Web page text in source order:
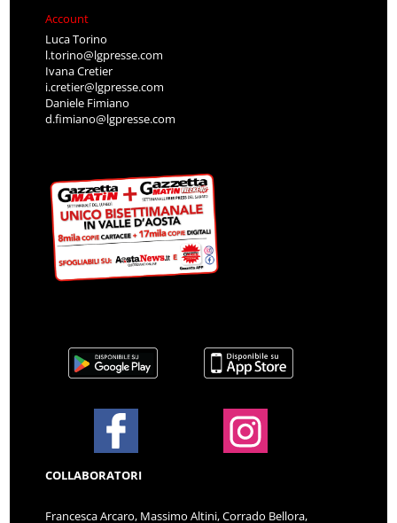
Account
Luca Torino
l.torino@lgpresse.com
Ivana Cretier
i.cretier@lgpresse.com
Daniele Fimiano
d.fimiano@lgpresse.com
COLLABORATORI
Francesca Arcaro, Massimo Altini, Corrado Bellora,